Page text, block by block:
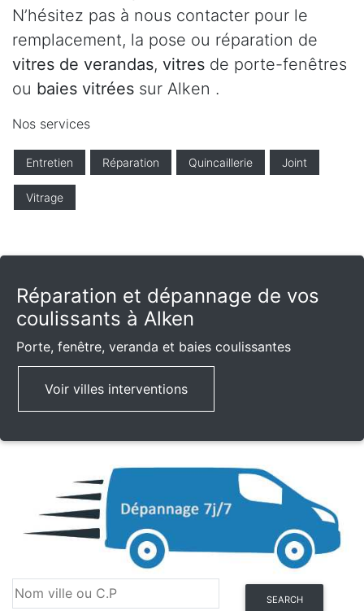
N’hésitez pas à nous contacter pour le
remplacement, la pose ou réparation de
vitres de verandas, vitres de porte-fenêtres
ou baies vitrées sur Alken .
Nos services
Entretien Réparation Quincaillerie Joint
Vitrage
Réparation et dépannage de vos
coulissants à Alken
Porte, fenêtre, veranda et baies coulissantes
Voir villes interventions
SEARCH